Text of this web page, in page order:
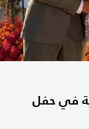
في حفل